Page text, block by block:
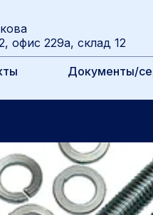
офис 229а, склад 12
Документы/